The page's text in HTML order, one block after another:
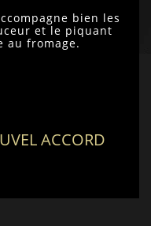
bien les
et le piquant
au fromage.
ACCORD